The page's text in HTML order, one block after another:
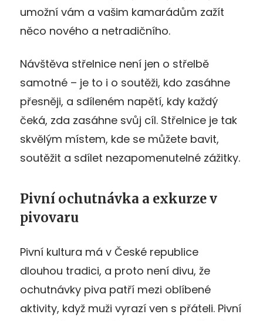
umožní vám a vašim kamarádům zažít
něco nového a netradičního.
Návštěva střelnice není jen o střelbě
samotné – je to i o soutěži, kdo zasáhne
přesněji, a sdíleném napětí, kdy každý
čeká, zda zasáhne svůj cíl. Střelnice je tak
skvělým místem, kde se můžete bavit,
soutěžit a sdílet nezapomenutelné zážitky.
Pivní ochutnávka a exkurze v
pivovaru
Pivní kultura má v České republice
dlouhou tradici, a proto není divu, že
ochutnávky piva patří mezi oblíbené
aktivity, když muži vyrazí ven s přáteli. Pivní